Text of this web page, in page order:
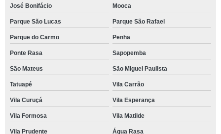
José Bonifácio Mooca
Parque São Lucas Parque São Rafael
Parque do Carmo Penha
Ponte Rasa Sapopemba
São Mateus São Miguel Paulista
Tatuapé Vila Carrão
Vila Curuçá Vila Esperança
Vila Formosa Vila Matilde
Vila Prudente
Água Rasa